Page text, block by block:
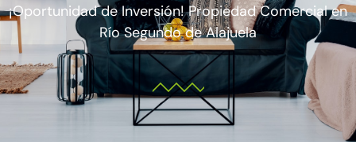
¡Oportunidad de Inversión! Propiedad Comercial en
Río Segundo de Alajuela